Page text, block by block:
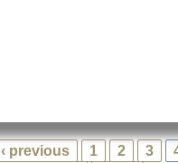
‹ previous 1 2 3